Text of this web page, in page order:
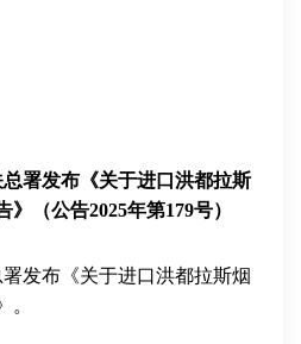
总署发布《关于进口洪都拉斯
》（公告2025年第179号）
署发布《关于进口洪都拉斯烟
。